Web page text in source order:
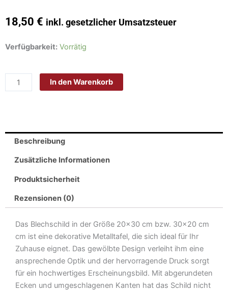
18,50 € inkl. gesetzlicher Umsatzsteuer
Verfügbarkeit: Vorrätig
Schild
-
Spruch
ich
dich
bißchen
Metall
Deko
Blechschild
Menge
In den Warenkorb
Beschreibung
Zusätzliche Informationen
Produktsicherheit
Rezensionen (0)
Das Blechschild in der Größe 20×30 cm bzw. 30×20 cm
cm ist eine dekorative Metalltafel, die sich ideal für Ihr
Zuhause eignet. Das gewölbte Design verleiht ihm eine
ansprechende Optik und der hervorragende Druck sorgt
für ein hochwertiges Erscheinungsbild. Mit abgerundeten
Ecken und umgeschlagenen Kanten hat das Schild nicht